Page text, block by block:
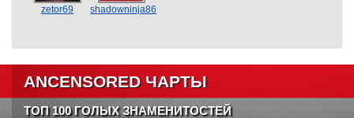
zetor69 shadowninja86
ANCENSORED ЧАРТЫ
ТОП 100 ГОЛЫХ ЗНАМЕНИТОСТЕЙ